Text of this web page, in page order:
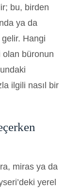
bu, birden
ya da
gelir. Hangi
olan büronun
ilgili nasıl bir
miras ya da
yerel